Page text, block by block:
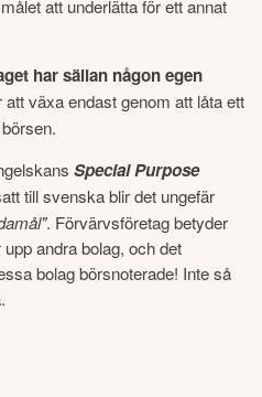
att underlätta för ett annat
har sällan någon egen
att växa endast genom att låta ett
Special Purpose
till svenska blir det ungefär
. Förvärvsföretag betyder
andra bolag, och det
bolag börsnoterade! Inte så